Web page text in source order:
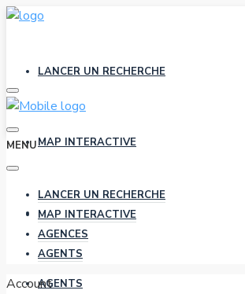
LANCER UN RECHERCHE
MAP INTERACTIVE
AGENCES
AGENTS
MENU
LANCER UN RECHERCHE
MAP INTERACTIVE
AGENCES
AGENTS
Account